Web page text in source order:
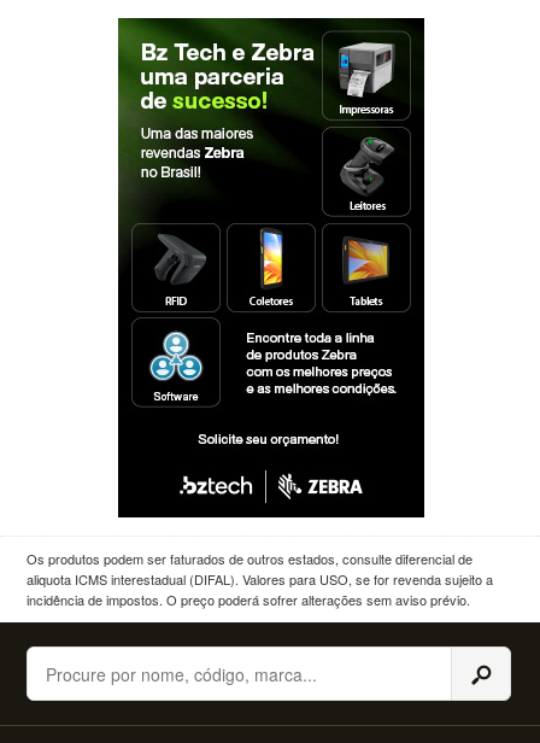
Os produtos podem ser faturados de outros estados, consulte diferencial de
aliquota ICMS interestadual (DIFAL). Valores para USO, se for revenda sujeito a
incidência de impostos. O preço poderá sofrer alterações sem aviso prévio.
Buscar